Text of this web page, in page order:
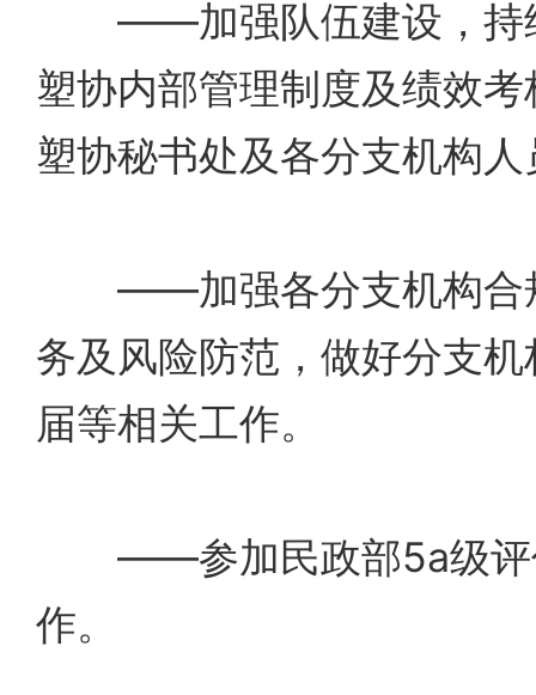
——加强队伍建设，持
塑协内部管理制度及绩效
塑协秘书处及各分支机构
——加强各分支机构合
务及风险防范，做好分支
届等相关工作。
——参加民政部5a级评
作。